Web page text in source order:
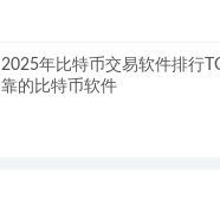
2025年比特币交易软件排行
靠的比特币软件